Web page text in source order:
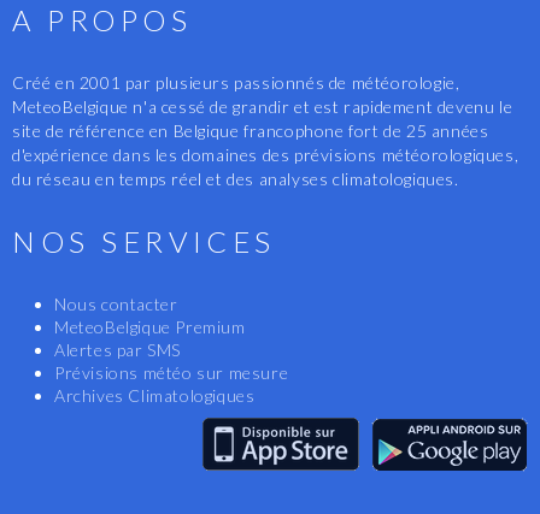
A PROPOS
Créé en 2001 par plusieurs passionnés de météorologie,
MeteoBelgique n'a cessé de grandir et est rapidement devenu le
site de référence en Belgique francophone fort de 25 années
d'expérience dans les domaines des prévisions météorologiques,
du réseau en temps réel et des analyses climatologiques.
NOS SERVICES
Nous contacter
MeteoBelgique Premium
Alertes par SMS
Prévisions météo sur mesure
Archives Climatologiques